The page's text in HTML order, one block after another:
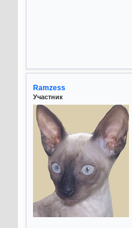
Ramzess
Участник